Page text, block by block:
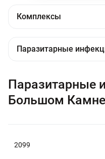
Паразитарные
Большом Камне
2099